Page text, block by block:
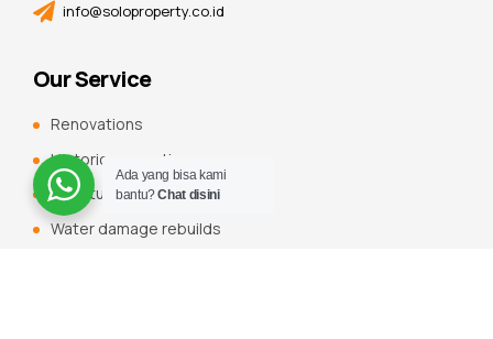
info@soloproperty.co.id
Our Service
Renovations
Historic renovations
Constuction additions
Water damage rebuilds
Ada yang bisa kami
bantu?Chat disini